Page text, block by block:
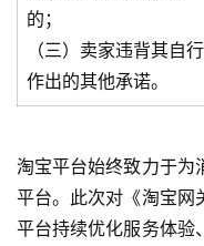
的；
（三）卖家违背其自行
作出的其他承诺。
淘宝平台始终致力于为
平台。此次对《淘宝网
平台持续优化服务体验